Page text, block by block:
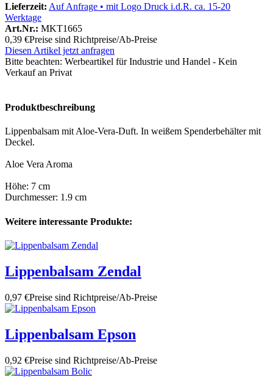
Lieferzeit: Auf Anfrage • mit Logo Druck i.d.R. ca. 15-20
Werktage
Art.Nr.: MKT1665
0,39 €Preise sind Richtpreise/Ab-Preise
Diesen Artikel jetzt anfragen
Bitte beachten: Werbeartikel für Industrie und Handel - Kein
Verkauf an Privat
Produktbeschreibung
Lippenbalsam mit Aloe-Vera-Duft. In weißem Spenderbehälter mit
Deckel.
Aloe Vera Aroma
Höhe: 7 cm
Durchmesser: 1.9 cm
Weitere interessante Produkte:
Lippenbalsam Zendal
0,97 €Preise sind Richtpreise/Ab-Preise
Lippenbalsam Epson
0,92 €Preise sind Richtpreise/Ab-Preise